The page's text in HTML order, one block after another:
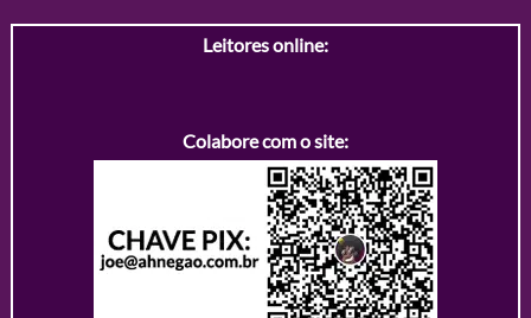
Leitores online:
Colabore com o site: